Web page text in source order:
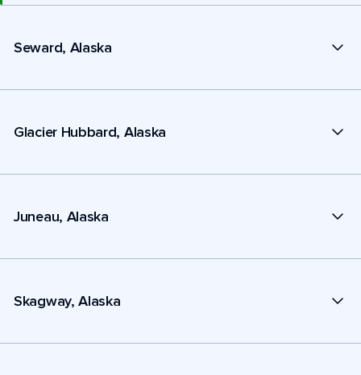
Seward, Alaska
Glacier Hubbard, Alaska
Juneau, Alaska
Skagway, Alaska